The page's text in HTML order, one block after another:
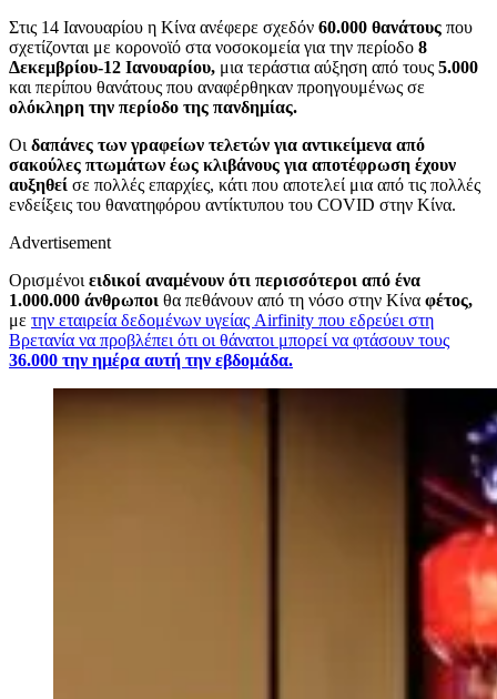
Στις 14 Ιανουαρίου η Κίνα ανέφερε σχεδόν 60.000 θανάτους που
σχετίζονται με κορονοϊό στα νοσοκομεία για την περίοδο 8
Δεκεμβρίου-12 Ιανουαρίου, μια τεράστια αύξηση από τους 5.000
και περίπου θανάτους που αναφέρθηκαν προηγουμένως σε
ολόκληρη την περίοδο της πανδημίας.
Οι δαπάνες των γραφείων τελετών για αντικείμενα από
σακούλες πτωμάτων έως κλιβάνους για αποτέφρωση έχουν
αυξηθεί σε πολλές επαρχίες, κάτι που αποτελεί μια από τις πολλές
ενδείξεις του θανατηφόρου αντίκτυπου του COVID στην Κίνα.
Advertisement
Ορισμένοι ειδικοί αναμένουν ότι περισσότεροι από ένα
1.000.000 άνθρωποι θα πεθάνουν από τη νόσο στην Κίνα φέτος,
με την εταιρεία δεδομένων υγείας Airfinity που εδρεύει στη
Βρετανία να προβλέπει ότι οι θάνατοι μπορεί να φτάσουν τους
36.000 την ημέρα αυτή την εβδομάδα.